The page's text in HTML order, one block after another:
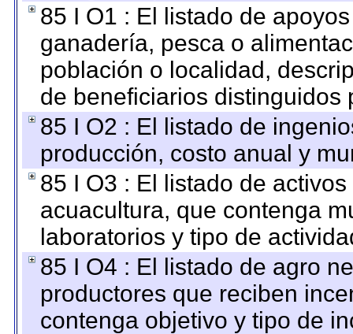
85 I O1 : El listado de
ganadería, pesca o
población o localidad,
de beneficiarios distinguidos
85 I O2 : El listado de
producción, costo anual y
85 I O3 : El listado de
acuacultura, que contenga
laboratorios y tipo de
85 I O4 : El listado de agro
productores que reciben
contenga objetivo y tipo de